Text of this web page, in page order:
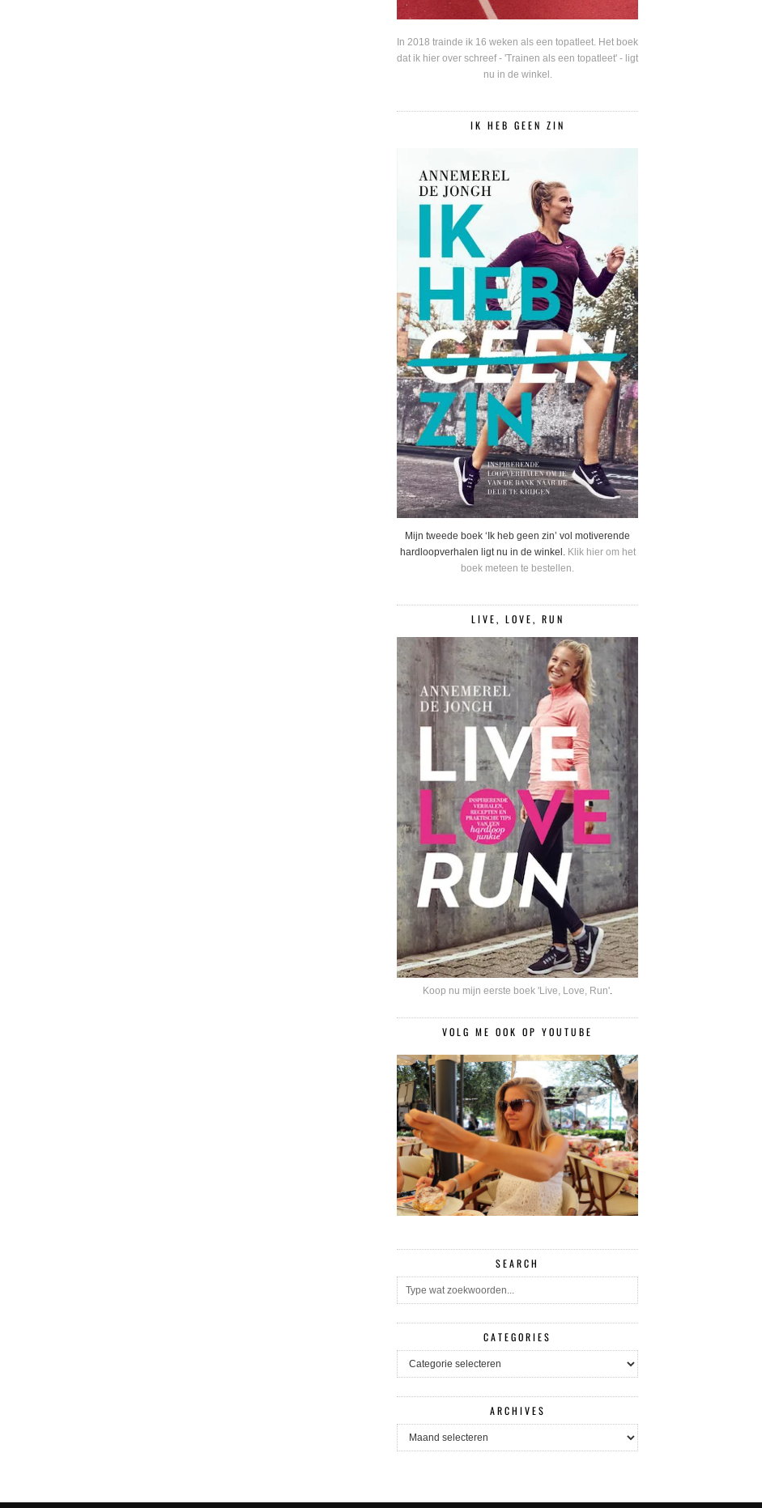
In 2018 trainde ik 16 weken als een topatleet. Het boek
dat ik hier over schreef - 'Trainen als een topatleet' - ligt
nu in de winkel.
IK HEB GEEN ZIN
Mijn tweede boek ‘Ik heb geen zin’ vol motiverende
hardloopverhalen ligt nu in de winkel. Klik hier om het
boek meteen te bestellen.
LIVE, LOVE, RUN
Koop nu mijn eerste boek 'Live, Love, Run'.
VOLG ME OOK OP YOUTUBE
SEARCH
CATEGORIES
CATEGORIES
ARCHIVES
ARCHIVES